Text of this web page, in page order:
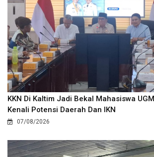
KKN Di Kaltim Jadi Bekal Mahasiswa UGM
Kenali Potensi Daerah Dan IKN
07/08/2026